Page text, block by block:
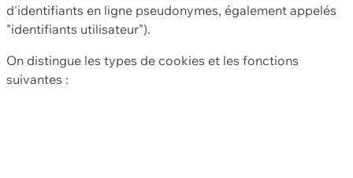
d'identifiants en ligne pseudonymes, également appelés
"identifiants utilisateur").
On distingue les types de cookies et les fonctions
suivantes :